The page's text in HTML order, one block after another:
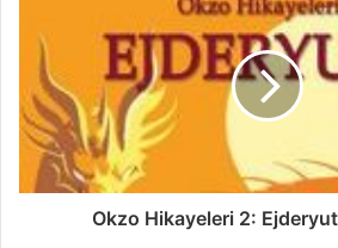
Okzo Hikayeleri 2: